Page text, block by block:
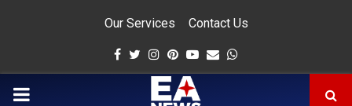
Our Services Contact Us
Facebook
Twitter
Instagram
Pinterest
Youtube
Email
PRIMARY